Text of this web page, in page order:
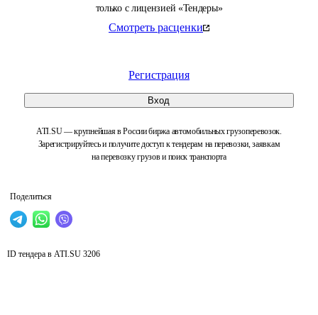
только с лицензией «Тендеры»
Смотреть расценки
Регистрация
Вход
ATI.SU — крупнейшая в России биржа автомобильных грузоперевозок.
Зарегистрируйтесь и получите доступ к тендерам на перевозки, заявкам
на перевозку грузов и поиск транспорта
Поделиться
ID тендера в ATI.SU 3206